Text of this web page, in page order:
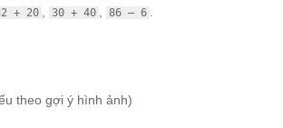
+ 20 , 30 + 40 , 86 – 6 .
theo gợi ý hình ảnh)